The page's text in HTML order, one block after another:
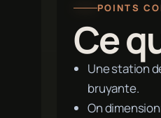
POINTS
Ce
Une station
bruyante.
On